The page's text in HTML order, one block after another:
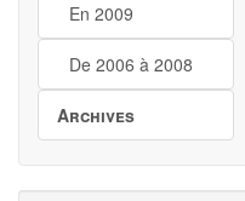
En 2009
De 2006 à 2008
Archives